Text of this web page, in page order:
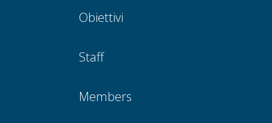
Obiettivi
Staff
Members